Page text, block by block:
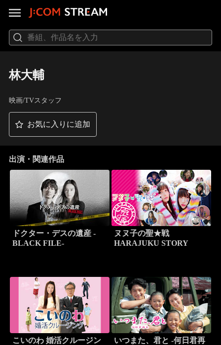
林大輔
映画/TVスタッフ
お気に入りに追加
出演・関連作品
ドクター・デスの遺産 -
BLACK FILE-
ヌヌ子の聖★戦
HARAJUKU STORY
こいのわ 婚活クルージン
いつまた、君と -何日君再